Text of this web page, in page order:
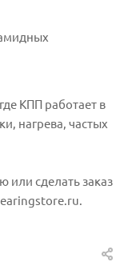
КПП работает в
нагрева, частых
сделать заказ